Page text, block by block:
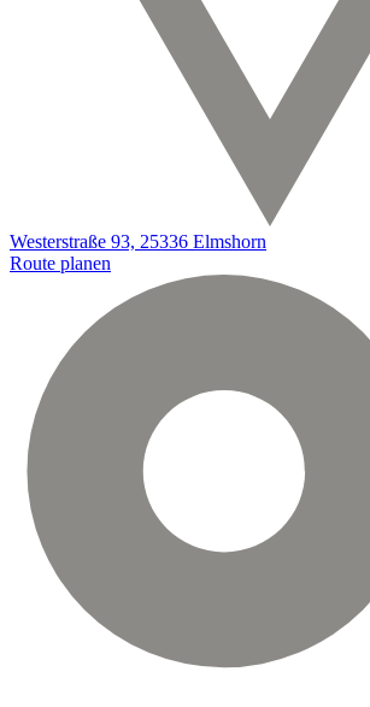
Westerstraße 93, 25336 Elmshorn
Route planen